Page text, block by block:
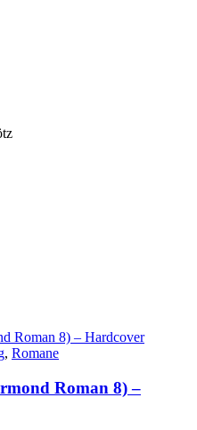
, Romane
Roman 8) –